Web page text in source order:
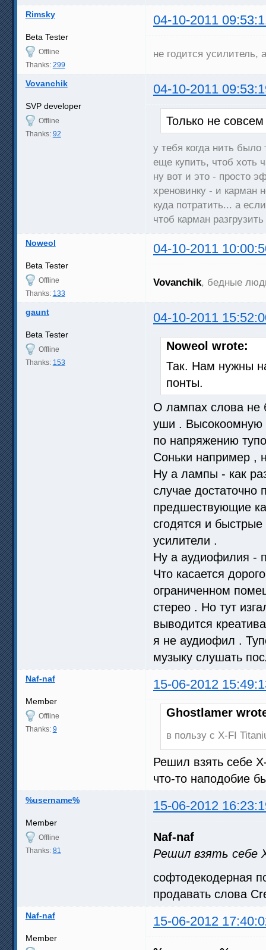
Rimsky 04-10-2011
Beta Tester
Offline
Thanks: 299
не годится усилитель,
Vovanchik 04-10-2011
SVP developer
Offline
Thanks: 92
Только не
у тебя когда нить
еще купить, чтоб хоть
ну вот и это - просто
хреновинку - и карман
куда потратить... а
чтоб карман разгрузить
Noweol 04-10-2011
Beta Tester
Offline
Thanks: 133
Vovanchik, бедные
gaunt 04-10-2011
Beta Tester
Offline
Thanks: 153
Noweol wrote:
Так. Нам нужны
понты.
О лампах слова не
уши . Высокоомную
по напряжению
Соньки например ,
Ну а лампы - как
случае достаточно
предшествующие
сгодятся и
усилители .
Ну а аудиофилия -
Что касается
ограниченном
стерео . Но тут
выводится
я не аудиофил .
музыку слушать
Naf-naf 15-06-2012
Member
Offline
Thanks: 9
Ghostlamer
в пользу с X-FI
Решил взять себе
что-то наподобие
%username% 15-06-2012
Member
Offline
Thanks: 81
Naf-naf
Решил взять себе
софтодекодерная
продавать слова
Naf-naf 15-06-2012
Member